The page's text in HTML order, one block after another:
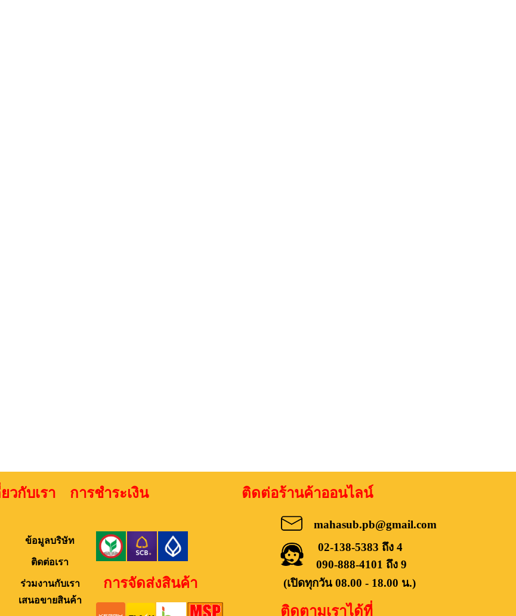
กับเรา การชำระเงิน ติดต่อร้านค้าออนไลน์
ข้อมูลบริษัท
ติดต่อเรา
ร่วมงานกับเรา
เสนอขายสินค้า
การจัดส่งสินค้า
mahasub.pb@gmail.com
02-138-5383 ถึง 4
090-888-4101 ถึง 9
(เปิดทุกวัน 08.00 - 18.00 น.)
ติดตามเราได้ที่